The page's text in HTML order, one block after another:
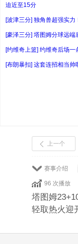
迫近至15分
[波津三分] 独角兽超强实
[豪泽三分] 塔图姆分球远
[约维奇上篮] 约维奇后场
[布朗暴扣] 这套连招相当帅
赛事介绍
96 次播放
上一个
塔图姆
轻取热火迎